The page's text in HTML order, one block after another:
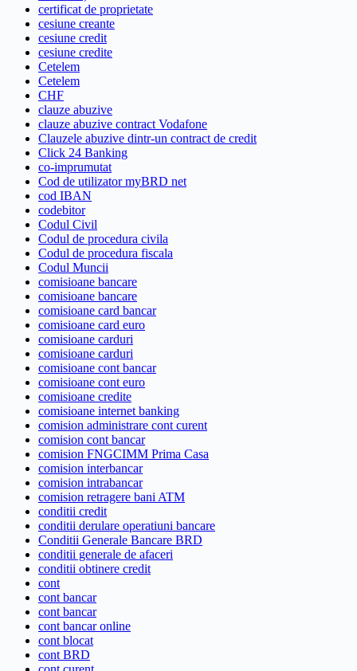
certificat de proprietate
cesiune creante
cesiune credit
cesiune credite
Cetelem
Cetelem
CHF
clauze abuzive
clauze abuzive contract Vodafone
Clauzele abuzive dintr-un contract de credit
Click 24 Banking
co-imprumutat
Cod de utilizator myBRD net
cod IBAN
codebitor
Codul Civil
Codul de procedura civila
Codul de procedura fiscala
Codul Muncii
comisioane bancare
comisioane bancare
comisioane card bancar
comisioane card euro
comisioane carduri
comisioane carduri
comisioane cont bancar
comisioane cont euro
comisioane credite
comisioane internet banking
comision administrare cont curent
comision cont bancar
comision FNGCIMM Prima Casa
comision interbancar
comision intrabancar
comision retragere bani ATM
conditii credit
conditii derulare operatiuni bancare
Conditii Generale Bancare BRD
conditii generale de afaceri
conditii obtinere credit
cont
cont bancar
cont bancar
cont bancar online
cont blocat
cont BRD